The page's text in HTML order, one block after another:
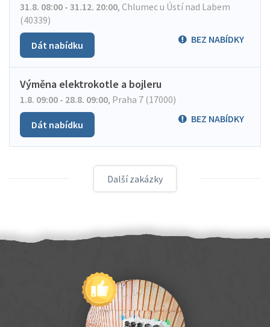
31.8. 08:00 - 31.12. 20:00, Chlumec u Ústí nad Labem
(40339)
BEZ NABÍDKY
Dát nabídku
Výměna elektrokotle a bojleru
1.8. 09:00 - 28.8. 09:00, Praha 7 (17000)
BEZ NABÍDKY
Dát nabídku
Další zakázky